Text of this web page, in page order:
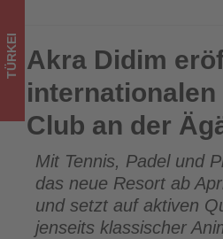
Wissen,
was
im
Tourismus
los
ist!
Akra Didim eröffnet internationalen
Ägäis
TÜRKEI Akra Didim
internationalen
Club an der
Mit Tennis, Padel und
das neue Resort ab
und setzt auf aktiven
jenseits klassischer